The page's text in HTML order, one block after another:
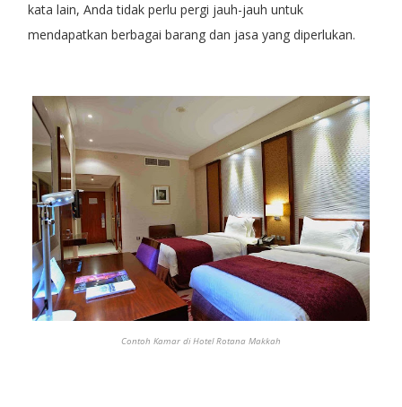
kata lain, Anda tidak perlu pergi jauh-jauh untuk
mendapatkan berbagai barang dan jasa yang diperlukan.
Contoh Kamar di Hotel Rotana Makkah